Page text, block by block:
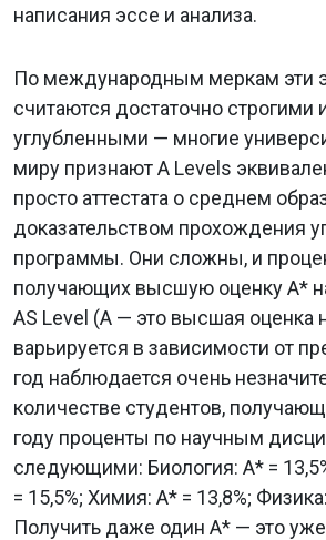
написания эссе и анализа.
По международным меркам эти
считаются достаточно строгими
углубленными — многие
миру признают A Levels
просто аттестата о среднем
доказательством прохождения
программы. Они сложны, и
получающих высшую оценку A*
AS Level (A — это высшая оценка
варьируется в зависимости от
год наблюдается очень
количестве студентов,
году проценты по научным
следующими: Биология: A* =
= 15,5%; Химия: A* = 13,8%;
Получить даже один A* — это